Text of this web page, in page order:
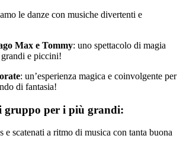
le danze con musiche divertenti e
Max e Tommy: uno spettacolo di magia
e piccini!
: un’esperienza magica e coinvolgente per
di fantasia!
gruppo per i più grandi:
e scatenati a ritmo di musica con tanta buona